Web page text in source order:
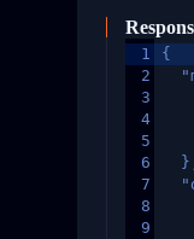
1
2
3
4
5
6
7
8
9
{